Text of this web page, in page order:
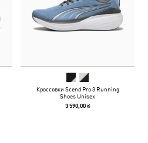
Кроссовки Scend Pro 3 Running
Shoes Unisex
3 590,00 ₴